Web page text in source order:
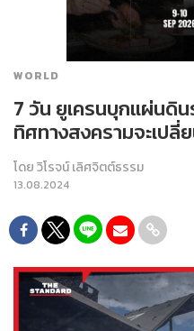
WORLD
7 วัน ยูเครนบุกแผ่นดิน
ทิศทางสงครามจะเปลี่
โดยวิโรจน์ เลิศจิตต์ธรรม
13.08.2024